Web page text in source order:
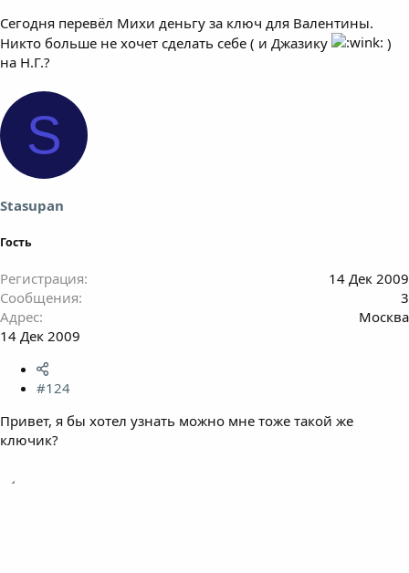
Сегодня перевёл Михи деньгу за ключ для Валентины.
Никто больше не хочет сделать себе ( и Джазику
)
на Н.Г.?
S
Stasupan
Гость
Регистрация
14 Дек 2009
Сообщения
3
Адрес
Москва
14 Дек 2009
#124
Привет, я бы хотел узнать можно мне тоже такой же
ключик?